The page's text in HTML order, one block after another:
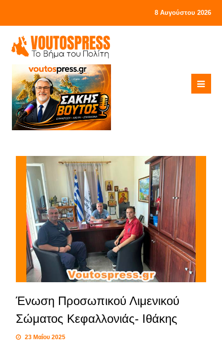
8 Αυγούστου 2026
Ένωση Προσωπικού Λιμενικού
Σώματος Κεφαλλονιάς- Ιθάκης
23 Μαΐου 2025